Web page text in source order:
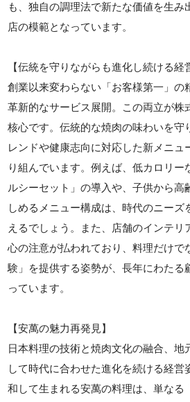
も、独自の調理法で新たな価値を生み
店の模範となっています。
【伝統を守りながらも進化し続ける経
創業以来変わらない「お客様第一」の
革新的なサービス展開。この両立が株
核心です。伝統的な焼肉の味わいを守
レンドや健康志向に対応した新メニュ
り組んでいます。例えば、低カロリー
ルシーセット」の導入や、子供から高
しめるメニュー構成は、時代のニーズ
えるでしょう。また、店舗のインテリ
心の注意が払われており、料理だけで
験」を提供する姿勢が、長年にわたる
っています。
【安萬の魅力再発見】
日本料理の技術と焼肉文化の融合、地
して時代に合わせた進化を続ける経営
和して生まれる安萬の料理は、単なる